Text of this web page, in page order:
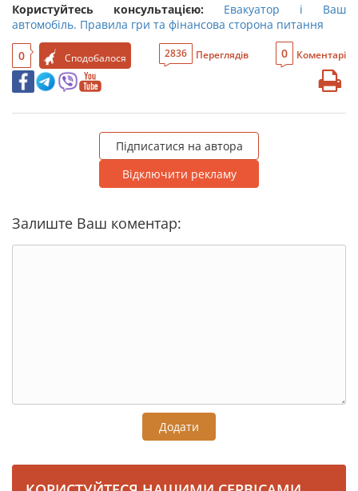
Користуйтесь консультацією:
Евакуатор і Ваш
автомобіль. Правила гри та фінансова сторона питання
0 Сподобалося 2836 Переглядів 0 Коментарі
Підписатися на автора
Відключити рекламу
Залиште Ваш коментар:
Додати